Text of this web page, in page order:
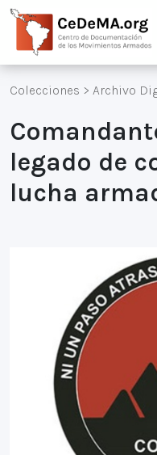
Colecciones > Archivo
legado de
lucha